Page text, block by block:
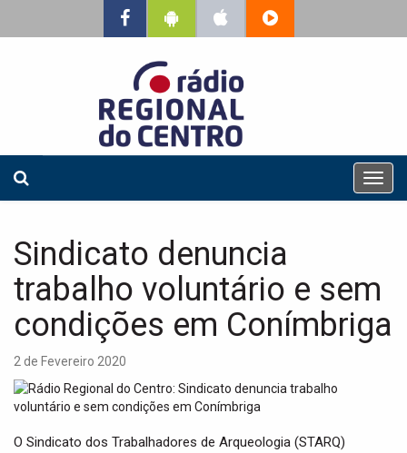
T
o
v
Sindicato denuncia
trabalho voluntário e sem
condições em Conímbriga
2 de Fevereiro 2020
O Sindicato dos Trabalhadores de Arqueologia (STARQ)